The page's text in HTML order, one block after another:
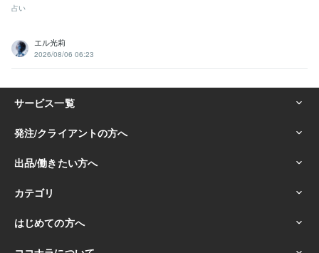
占い
エル光莉
2026/08/06 06:23